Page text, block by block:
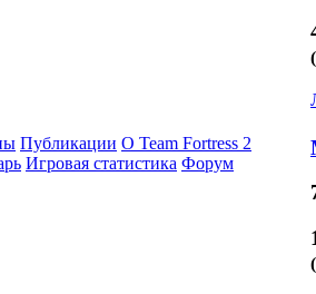
Публикации О Team Fortress 2
Игровая статистика Форум